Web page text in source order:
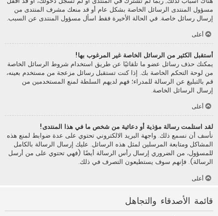
مسؤول المنتدى الرسائل الخاصة بشكل عام أو قد منعك مشرف المنتدى من
إرسال رسائل خاصة. في الحالة الأخيرة فقط اسأل مسؤول المنتدى عن السبب.
أعلى
أستقبل الكثير من الرسائل الخاصة غير المرغوب بها!
يمكنك حذف رسائل عضو ما تلقائيًا عن طريق استخدام شروط الرسائل الخاصة
من لوحة التحكم الخاصة بك. إذا كنت تستقبل رسائل مزعجة من مستخدم بعينه،
قم بالتبليغ عن الرسالة للمدراء؛ فهم لديهم السلطة لمنع المستخدمين من
إرسال الرسائل الخاصة.
أعلى
لقد استلمت رسالة مؤذية أو دعائية من شخص ما في هذا المنتدى!
نأسف أن نسمع ذلك. واجهة البريد الالكتروني تحتوي على عدة ضوابط لمنع هذه
المشاكل ومتابعة المرسلين لمثل هذه الرسائل. عليك إرسال الرسالة بالكامل
للمسؤول، من الضروري إرسال رأس الرسالة أيضًا (فهي تحتوي على من أرسل
الرسالة). فإنهم سوف يستطيعون التصرف في ذلك.
أعلى
قائمة الأصدقاء والتجاهل